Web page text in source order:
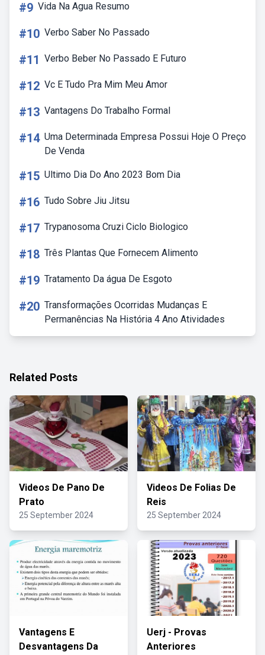
#9 Vida Na Agua Resumo
#10 Verbo Saber No Passado
#11 Verbo Beber No Passado E Futuro
#12 Vc E Tudo Pra Mim Meu Amor
#13 Vantagens Do Trabalho Formal
#14 Uma Determinada Empresa Possui Hoje O Preço
De Venda
#15 Ultimo Dia Do Ano 2023 Bom Dia
#16 Tudo Sobre Jiu Jitsu
#17 Trypanosoma Cruzi Ciclo Biologico
#18 Três Plantas Que Fornecem Alimento
#19 Tratamento Da água De Esgoto
#20 Transformações Ocorridas Mudanças E
Permanências Na História 4 Ano Atividades
Related Posts
Videos De Pano De
Prato
25 September 2024
Videos De Folias De
Reis
25 September 2024
Vantagens E
Desvantagens Da
Uerj - Provas
Anteriores